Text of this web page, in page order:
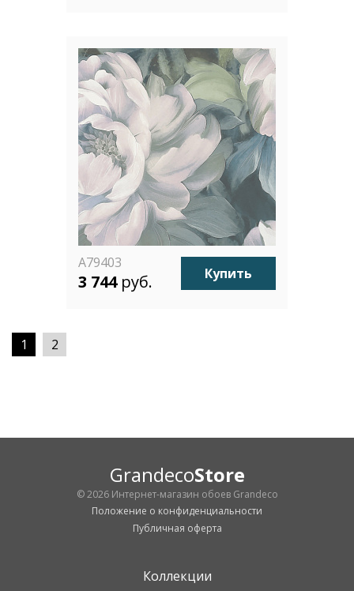
A79403
3 744 руб. Купить
1 2
GrandecoStore
© 2026 Интернет-магазин обоев Grandeco
Положение о конфиденциальности
Публичная оферта
Коллекции